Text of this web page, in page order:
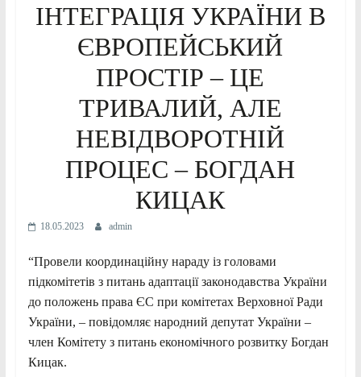
ІНТЕГРАЦІЯ УКРАЇНИ В
ЄВРОПЕЙСЬКИЙ
ПРОСТІР – ЦЕ
ТРИВАЛИЙ, АЛЕ
НЕВІДВОРОТНІЙ
ПРОЦЕС – БОГДАН
КИЦАК
18.05.2023 admin
“Провели координаційну нараду із головами
підкомітетів з питань адаптації законодавства України
до положень права ЄС при комітетах Верховної Ради
України, – повідомляє народний депутат України –
член Комітету з питань економічного розвитку Богдан
Кицак.